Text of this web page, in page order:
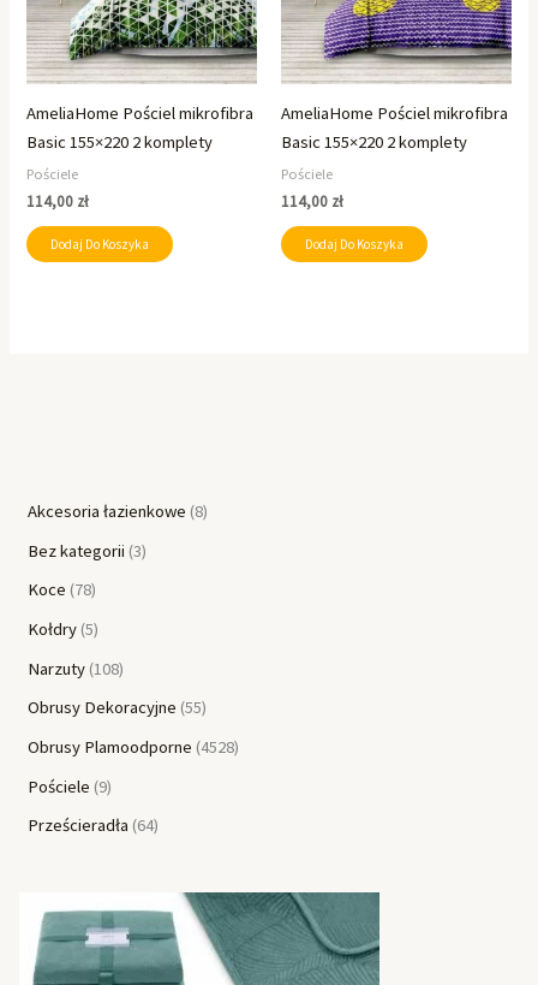
Akcesoria łazienkowe 8
Bez kategorii 3
Koce 78
Kołdry 5
Narzuty 108
Obrusy Dekoracyjne 55
Obrusy Plamoodporne 4528
Pościele 9
Prześcieradła 64
AmeliaHome Pościel mikrofibra
Basic 155×220 2 komplety
Pościele
114,00 zł
Dodaj Do Koszyka
AmeliaHome Pościel mikrofibra
Basic 155×220 2 komplety
Pościele
114,00 zł
Dodaj Do Koszyka